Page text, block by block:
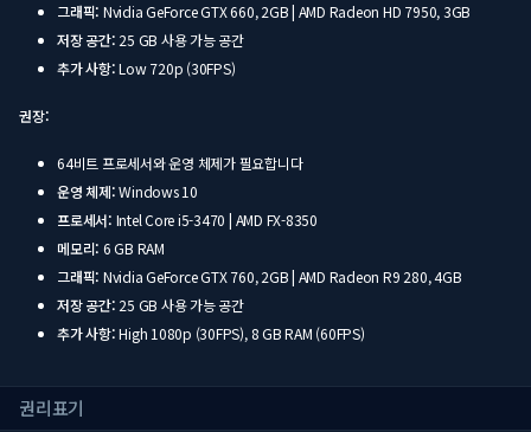
그래픽: Nvidia GeForce GTX 660, 2GB | AMD Radeon HD 7950, 3GB
저장 공간: 25 GB 사용 가능 공간
추가 사항:Low 720p (30FPS)
권장:
64비트 프로세서와 운영 체제가 필요합니다
운영 체제:Windows 10
프로세서: Intel Core i5-3470 | AMD FX-8350
메모리: 6 GB RAM
그래픽: Nvidia GeForce GTX 760, 2GB | AMD Radeon R9 280, 4GB
저장 공간: 25 GB 사용 가능 공간
추가 사항:High 1080p (30FPS), 8 GB RAM (60FPS)
권리표기